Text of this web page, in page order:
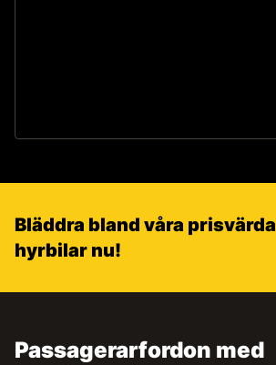
Bläddra bland våra prisvärda
hyrbilar nu!
Passagerarfordon med